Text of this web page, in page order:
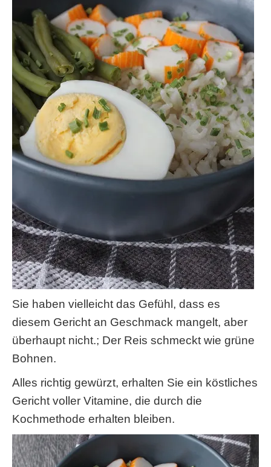
Sie haben vielleicht das Gefühl, dass es
diesem Gericht an Geschmack mangelt, aber
überhaupt nicht.; Der Reis schmeckt wie grüne
Bohnen.
Alles richtig gewürzt, erhalten Sie ein köstliches
Gericht voller Vitamine, die durch die
Kochmethode erhalten bleiben.